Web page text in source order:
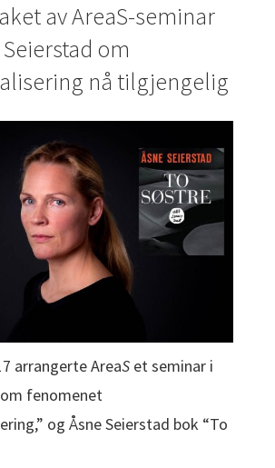
av AreaS-seminar
om
nå tilgjengelig
arrangerte AreaS et seminar i
fenomenet
og Åsne Seierstad bok “To